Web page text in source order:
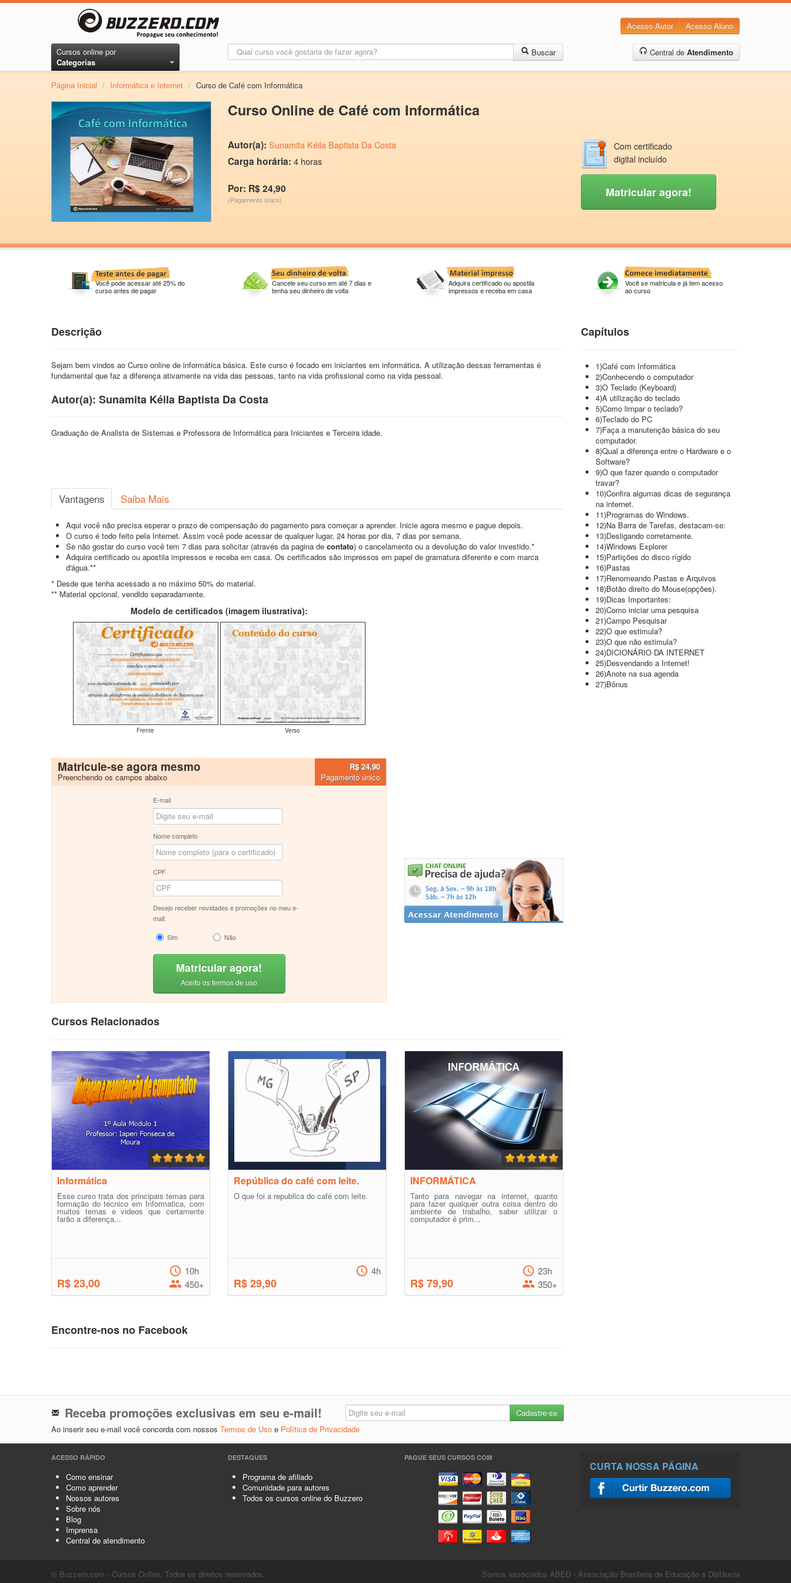
Acesso Autor Acesso Aluno
Cursos online por
Categorias
Buscar Central de Atendimento
Página Inicial / Informática e Internet / Curso de Café com Informática
Curso Online de Café com Informática
Autor(a): Sunamita Kéila Baptista Da Costa
Carga horária: 4 horas
Por: R$ 24,90
(Pagamento único)
Com certificado
digital incluído
Matricular agora!
Você pode acessar até 25% do
curso antes de pagar
Cancele seu curso em até 7 dias e
tenha seu dinheiro de volta
Adquira certificado ou apostila
impressos e receba em casa
Você se matricula e já tem acesso
ao curso
Descrição
Sejam bem vindos ao Curso online de informática básica. Este curso é focado em iniciantes em informática. A utilização dessas ferramentas é
fundamental que faz a diferença ativamente na vida das pessoas, tanto na vida profissional como na vida pessoal.
Autor(a): Sunamita Kéila Baptista Da Costa
Graduação de Analista de Sistemas e Professora de Informática para Iniciantes e Terceira idade.
Vantagens Saiba Mais
Aqui você não precisa esperar o prazo de compensação do pagamento para começar a aprender. Inicie agora mesmo e pague depois.
O curso é todo feito pela Internet. Assim você pode acessar de qualquer lugar, 24 horas por dia, 7 dias por semana.
Se não gostar do curso você tem 7 dias para solicitar (através da pagina de contato) o cancelamento ou a devolução do valor investido.*
Adquira certificado ou apostila impressos e receba em casa. Os certificados são impressos em papel de gramatura diferente e com marca
d'água.**
* Desde que tenha acessado a no máximo 50% do material.
** Material opcional, vendido separadamente.
Modelo de certificados (imagem ilustrativa):
Frente Verso
Matricule-se agora mesmo
Preenchendo os campos abaixo
R$ 24,90
Pagamento único
E-mail
Nome completo
CPF
Desejo receber novidades e promoções no meu e-
mail:
Sim
Não
Matricular agora!
Aceito os termos de uso
Cursos Relacionados
Informática
Esse curso trata dos principais temas para
formação do técnico em Informatica, com
muitos temas e videos que certamente
farão a diferença...
R$ 23,00
10h
450+
República do café com leite.
O que foi a republica do café com leite.
R$ 29,90
4h
INFORMÁTICA
Tanto para navegar na internet, quanto
para fazer qualquer outra coisa dentro do
ambiente de trabalho, saber utilizar o
computador é prim...
R$ 79,90
23h
350+
Encontre-nos no Facebook
Capítulos
1)Café com Informática
2)Conhecendo o computador
3)O Teclado (Keyboard)
4)A utilização do teclado
5)Como limpar o teclado?
6)Teclado do PC
7)Faça a manutenção básica do seu
computador.
8)Qual a diferença entre o Hardware e o
Software?
9)O que fazer quando o computador
travar?
10)Confira algumas dicas de segurança
na internet.
11)Programas do Windows.
12)Na Barra de Tarefas, destacam-se:
13)Desligando corretamente.
14)Windows Explorer
15)Partições do disco rígido
16)Pastas
17)Renomeando Pastas e Arquivos
18)Botão direito do Mouse(opções).
19)Dicas Importantes:
20)Como iniciar uma pesquisa
21)Campo Pesquisar
22)O que estimula?
23)O que não estimula?
24)DICIONÁRIO DA INTERNET
25)Desvendando a Internet!
26)Anote na sua agenda
27)Bônus
Receba promoções exclusivas em seu e-mail!
Ao inserir seu e-mail você concorda com nossos Termos de Uso e Política de Privacidade
ACESSO RÁPIDO
Como ensinar
Como aprender
Nossos autores
Sobre nós
Blog
Imprensa
Central de atendimento
DESTAQUES
Programa de afiliado
Comunidade para autores
Todos os cursos online do Buzzero
PAGUE SEUS CURSOS COM
CURTA NOSSA PÁGINA
© Buzzero.com - Cursos Online. Todos os direitos reservados. Somos associados ABED - Associação Brasileira de Educação a Distância